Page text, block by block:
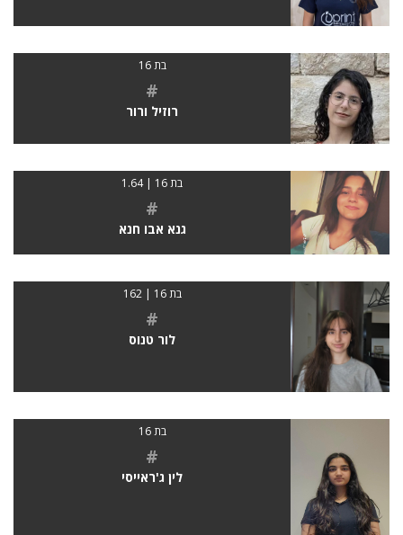
בת 16
#
רוזיל ורור
בת 16 | 1.64
#
גנא אבו חנא
בת 16 | 162
#
לור טנוס
בת 16
#
לין ג'ראייסי